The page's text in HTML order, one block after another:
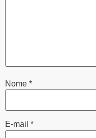
Nome *
E-mail *